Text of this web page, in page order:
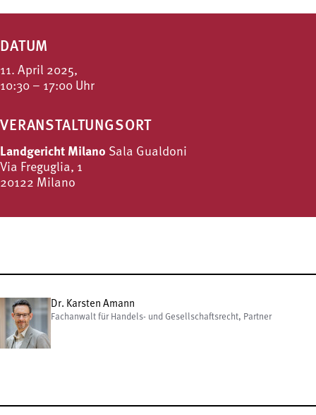
DATUM
11. April 2025,
10:30 – 17:00 Uhr
VERANSTALTUNGSORT
Landgericht Milano Sala Gualdoni
Via Freguglia, 1
20122 Milano
Dr. Karsten Amann
Fachanwalt für Handels- und Gesellschaftsrecht, Partner